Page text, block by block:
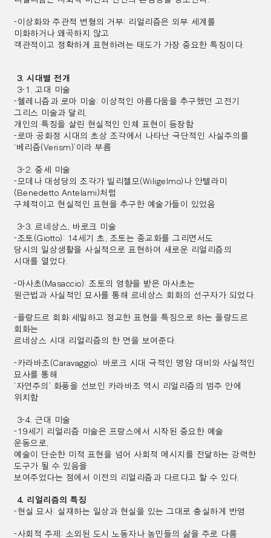
-이상화와 주관적 변형의 거부: 리얼리즘은 외부 세계를
미화하거나 왜곡하지 않고
객관적이고 정확하게 표현하려는 태도가 가장 중요한 특징이다.
3. 시대별 전개
3-1. 고대 미술
-헬레니즘과 로마 미술: 이상적인 아름다움을 추구했던 고전기
그리스 미술과 달리,
개인의 특징을 살린 현실적인 인체 표현이 등장함
-로마 공화정 시대의 초상 조각에서 나타난 극단적인 사실주의를
‘베리즘(Verism)’이라 부름
3-2. 중세 미술
-모데나 대성당의 조각가 빌리젤모(Wiligelmo)나 안텔라미
(Benedetto Antelami)처럼
구체적이고 현실적인 표현을 추구한 예술가들이 있었음
3-3. 르네상스, 바로크 미술
-조토(Giotto): 14세기 초, 조토는 종교화를 그리면서도
당시의 일상생활을 사실적으로 표현하여 새로운 리얼리즘의
시대를 열었다.
-마사초(Masaccio): 조토의 영향을 받은 마사초는
원근법과 사실적인 묘사를 통해 르네상스 회화의 선구자가 되었다.
-플랑드르 회화:세밀하고 정교한 표현을 특징으로 하는 플랑드르
회화는
르네상스 시대 리얼리즘의 한 면을 보여준다.
-카라바조(Caravaggio): 바로크 시대 극적인 명암 대비와 사실적인
묘사를 통해
‘자연주의’ 화풍을 선보인 카라바조 역시 리얼리즘의 범주 안에
위치함
3-4. 근대 미술
-19세기 리얼리즘 미술은 프랑스에서 시작된 중요한 예술
운동으로,
예술이 단순한 미적 표현을 넘어 사회적 메시지를 전달하는 강력한
도구가 될 수 있음을
보여주었다는 점에서 이전의 리얼리즘과 다르다고 할 수 있다.
4. 리얼리즘의 특징
-현실 묘사: 실재하는 일상과 현실을 있는 그대로 충실하게 반영
-사회적 주제: 소외된 도시 노동자나 농민들의 삶을 주로 다룸